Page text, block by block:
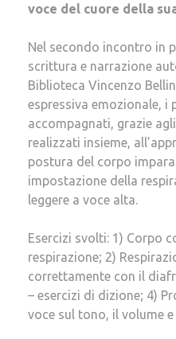
voce del cuore della
Nel secondo incontro in
scrittura e narrazione
Biblioteca Vincenzo
espressiva emozionale,
accompagnati, grazie
realizzati insieme,
postura del corpo
impostazione della
leggere a voce alta.
Esercizi svolti: 1) Corpo
respirazione; 2)
correttamente con il
– esercizi di dizione; 4)
voce sul tono, il volume e